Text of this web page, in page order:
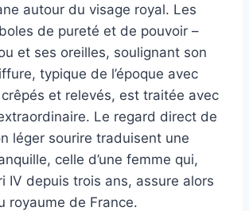
autour du visage royal. Les
de pureté et de pouvoir –
et ses oreilles, soulignant son
typique de l’époque avec
et relevés, est traitée avec
Le regard direct de
léger sourire traduisent une
celle d’une femme qui,
IV depuis trois ans, assure alors
royaume de France.